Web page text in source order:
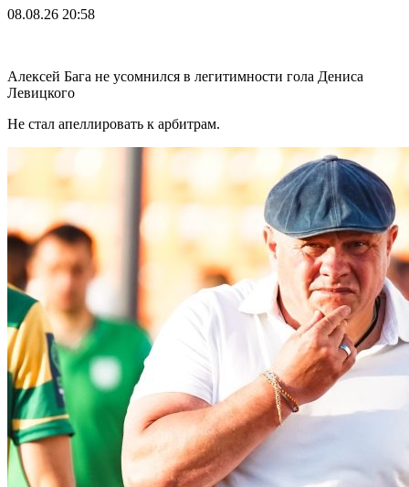
08.08.26 20:58
Алексей Бага не усомнился в легитимности гола Дениса
Левицкого
Не стал апеллировать к арбитрам.